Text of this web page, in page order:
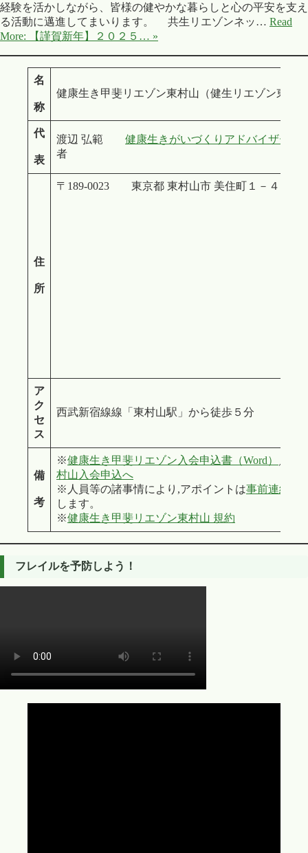
経験を活かしながら、皆様の健やかな暮らしと心の平安を支え
る活動に邁進してまいります。 共生リエゾンネッ… Read
More: 【謹賀新年】２０２５… »
名
称
健康生き甲斐リエゾン東村山（健生リエゾン東村
代
表
渡辺 弘範 健康生きがいづくりアドバイザー
者
住
所
〒189-0023 東京都 東村山市 美住町１－４－１
ア
ク
セ
ス
西武新宿線線「東村山駅」から徒歩５分
備
考
※健康生き甲斐リエゾン入会申込書（Word）
村山入会申込へ
※人員等の諸事情により,アポイントは事前連絡
します。
※健康生き甲斐リエゾン東村山 規約
フレイルを予防しよう！